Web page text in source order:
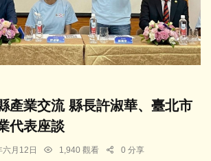
產業交流 縣長許淑華、臺北市
代表座談
月12日 1,940 觀看 0 分享